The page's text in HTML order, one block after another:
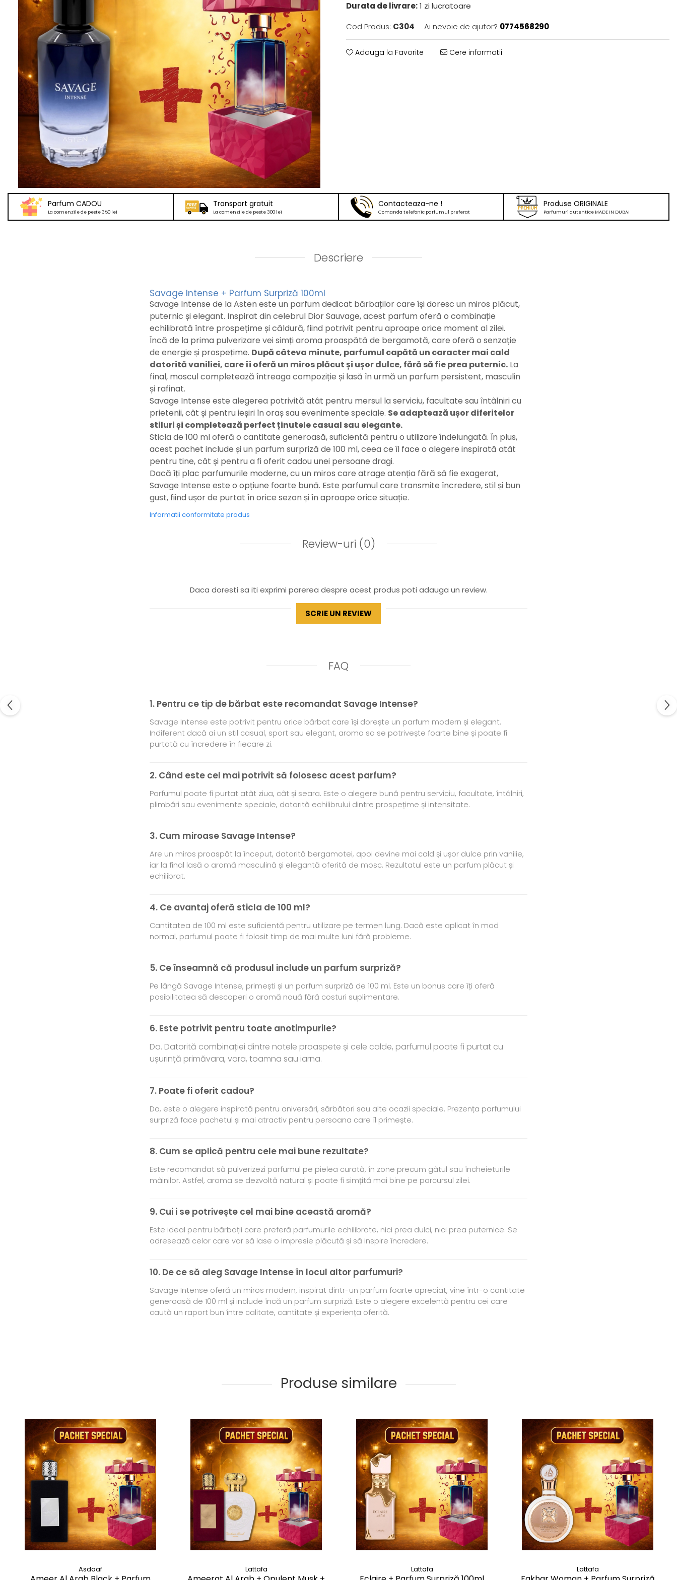
Durata de livrare:1 zi lucratoare
Cod Produs: C304 Ai nevoie de ajutor? 0774568290
Adauga la Favorite Cere informatii
Parfum CADOU
La comenzile de peste 350 lei
Transport gratuit
La comenzile de peste 300 lei
Contacteaza-ne !
Comanda telefonic parfumul preferat
Produse ORIGINALE
Parfumuri autentice MADE IN DUBAI
Descriere
Savage Intense + Parfum Surpriză 100ml
Savage Intense de la Asten este un parfum dedicat bărbaților care își doresc un miros plăcut,
puternic și elegant. Inspirat din celebrul Dior Sauvage, acest parfum oferă o combinație
echilibrată între prospețime și căldură, fiind potrivit pentru aproape orice moment al zilei.
Încă de la prima pulverizare vei simți aroma proaspătă de bergamotă, care oferă o senzație
de energie și prospețime. După câteva minute, parfumul capătă un caracter mai cald
datorită vaniliei, care îi oferă un miros plăcut și ușor dulce, fără să fie prea puternic. La
final, moscul completează întreaga compoziție și lasă în urmă un parfum persistent, masculin
și rafinat.
Savage Intense este alegerea potrivită atât pentru mersul la serviciu, facultate sau întâlniri cu
prietenii, cât și pentru ieșiri în oraș sau evenimente speciale. Se adaptează ușor diferitelor
stiluri și completează perfect ținutele casual sau elegante.
Sticla de 100 ml oferă o cantitate generoasă, suficientă pentru o utilizare îndelungată. În plus,
acest pachet include și un parfum surpriză de 100 ml, ceea ce îl face o alegere inspirată atât
pentru tine, cât și pentru a fi oferit cadou unei persoane dragi.
Dacă îți plac parfumurile moderne, cu un miros care atrage atenția fără să fie exagerat,
Savage Intense este o opțiune foarte bună. Este parfumul care transmite încredere, stil și bun
gust, fiind ușor de purtat în orice sezon și în aproape orice situație.
Informatii conformitate produs
Review-uri (0)
Daca doresti sa iti exprimi parerea despre acest produs poti adauga un review.
SCRIE UN REVIEW
FAQ
1. Pentru ce tip de bărbat este recomandat Savage Intense?
Savage Intense este potrivit pentru orice bărbat care își dorește un parfum modern și elegant.
Indiferent dacă ai un stil casual, sport sau elegant, aroma sa se potrivește foarte bine și poate fi
purtată cu încredere în fiecare zi.
2. Când este cel mai potrivit să folosesc acest parfum?
Parfumul poate fi purtat atât ziua, cât și seara. Este o alegere bună pentru serviciu, facultate, întâlniri,
plimbări sau evenimente speciale, datorită echilibrului dintre prospețime și intensitate.
3. Cum miroase Savage Intense?
Are un miros proaspăt la început, datorită bergamotei, apoi devine mai cald și ușor dulce prin vanilie,
iar la final lasă o aromă masculină și elegantă oferită de mosc. Rezultatul este un parfum plăcut și
echilibrat.
4. Ce avantaj oferă sticla de 100 ml?
Cantitatea de 100 ml este suficientă pentru utilizare pe termen lung. Dacă este aplicat în mod
normal, parfumul poate fi folosit timp de mai multe luni fără probleme.
5. Ce înseamnă că produsul include un parfum surpriză?
Pe lângă Savage Intense, primești și un parfum surpriză de 100 ml. Este un bonus care îți oferă
posibilitatea să descoperi o aromă nouă fără costuri suplimentare.
6. Este potrivit pentru toate anotimpurile?
Da. Datorită combinației dintre notele proaspete și cele calde, parfumul poate fi purtat cu
ușurință primăvara, vara, toamna sau iarna.
7. Poate fi oferit cadou?
Da, este o alegere inspirată pentru aniversări, sărbători sau alte ocazii speciale. Prezența parfumului
surpriză face pachetul și mai atractiv pentru persoana care îl primește.
8. Cum se aplică pentru cele mai bune rezultate?
Este recomandat să pulverizezi parfumul pe pielea curată, în zone precum gâtul sau încheieturile
mâinilor. Astfel, aroma se dezvoltă natural și poate fi simțită mai bine pe parcursul zilei.
9. Cui i se potrivește cel mai bine această aromă?
Este ideal pentru bărbații care preferă parfumurile echilibrate, nici prea dulci, nici prea puternice. Se
adresează celor care vor să lase o impresie plăcută și să inspire încredere.
10. De ce să aleg Savage Intense în locul altor parfumuri?
Savage Intense oferă un miros modern, inspirat dintr-un parfum foarte apreciat, vine într-o cantitate
generoasă de 100 ml și include încă un parfum surpriză. Este o alegere excelentă pentru cei care
caută un raport bun între calitate, cantitate și experiența oferită.
Produse similare
Asdaaf Lattafa Lattafa Lattafa